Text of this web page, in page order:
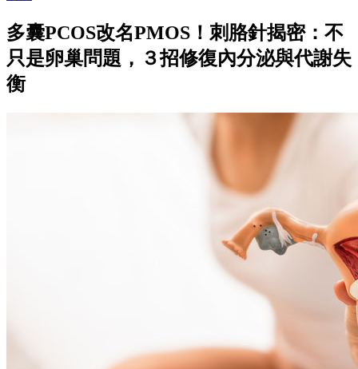
多囊PCOS改名PMOS！刺胳針揭密：不
只是卵巢問題，３招修復內分泌與代謝失
衡